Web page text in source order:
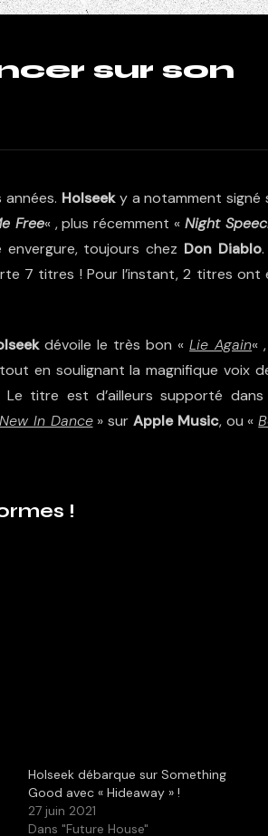
sur son
Holseeky a notamment signé
Free« , plus récemment « Night
envergure, toujours chez Don Diablo
7 titres ! Pour l’instant, 2 titres ont
dévoile le très bon «Lie Again«
en soulignant la magnifique voix
titre est d’ailleurs supporté
New In Dance» sur Apple Music, ou «
!
Holseek débarque sur Something
Good avec « Hideaway » !
27 juin 2021
Dans "Future House"